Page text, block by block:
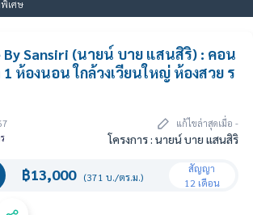
เศษ
By Sansiri (นายน์ บาย แสนสิริ) : คอน
1 ห้องนอน ใกล้วงเวียนใหญ่ ห้องสวย ร
แก้ไขล่าสุดเมื่อ -
โครงการ : นายน์ บาย แสนสิริ
฿13,000 (371 บ./ตร.ม.)
สัญญา
12 เดือน